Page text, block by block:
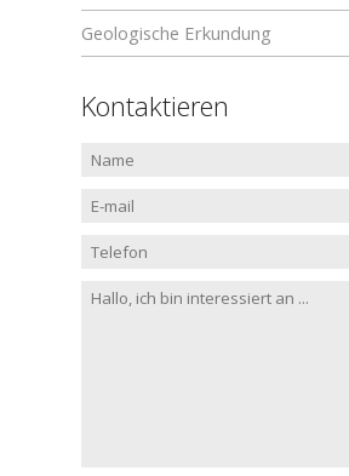
Geologische Erkundung
Kontaktieren